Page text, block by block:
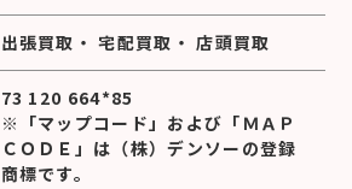
出張買取 ・宅配買取 ・店頭買取
73 120 664*85
※「マップコード」および「ＭＡＰ
ＣＯＤＥ」は（株）デンソーの登録
商標です。